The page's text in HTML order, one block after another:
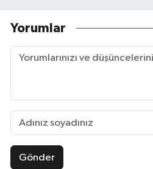
Yorumlar
Gönder